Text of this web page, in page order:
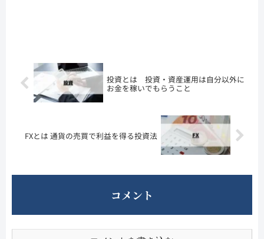
投資とは 投資・資産運用は自分以外に
お金を稼いでもらうこと
FXとは 通貨の売買で利益を得る投資法
コメント